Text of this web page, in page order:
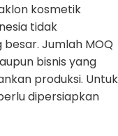
kosmetik
tidak
Jumlah MOQ
bisnis yang
produksi. Untuk
dipersiapkan